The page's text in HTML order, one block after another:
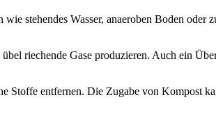
stehendes Wasser, anaeroben Boden oder
riechende Gase produzieren. Auch ein
Stoffe entfernen. Die Zugabe von Kompost